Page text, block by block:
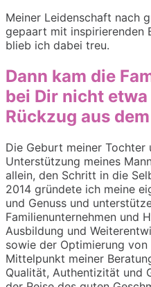
Meiner Leidenschaft nach
gepaart mit inspirierenden
blieb ich dabei treu.
Dann kam die
bei Dir nicht
Rückzug aus
Die Geburt meiner Tochter
Unterstützung meines
allein, den Schritt in die
2014 gründete ich meine
und Genuss und
Familienunternehmen und
Ausbildung und
sowie der Optimierung
Mittelpunkt meiner
Qualität, Authentizität und